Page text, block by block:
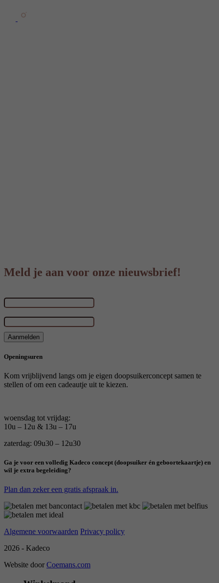
Meld je aan voor onze nieuwsbrief!
Aanmelden
Openingsuren
Kom vrijblijvend langs om je eigen doopsuikerconcept samen te
stellen of om een cadeautje uit te kiezen.
woensdag tot vrijdag:
10u – 12u & 13u – 17u
zaterdag: 09u30 – 12u30
Ga je voor een volledig Kadeco concept (doopsuiker én geboortekaartje) en
wil je extra begeleiding?
Plan dan zeker een gratis afspraak in.
Algemene voorwaarden Privacy policy
2026 - Kadeco
Website door Coemans.com